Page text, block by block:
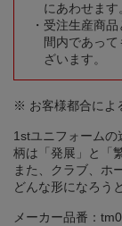
にあわせます
受注生産商
間内であっ
ざいます。
※ お客様都合によ
1stユニフォーム
柄は「発展」と「
また、クラブ、ホ
どんな形になろう
メーカー品番：